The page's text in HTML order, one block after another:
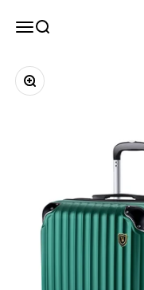
メニュー
検索
ズームイン